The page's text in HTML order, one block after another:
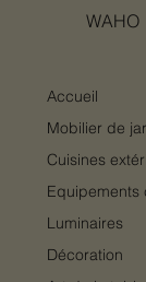
WAHO
Accueil
Mobilier de
Cuisines
Equipements
Luminaires
Décoration